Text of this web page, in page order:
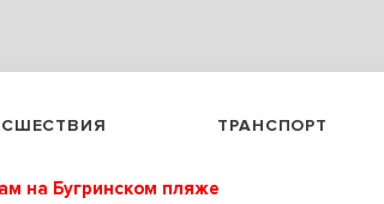
ТРАНСПОРТ
на Бугринском пляже